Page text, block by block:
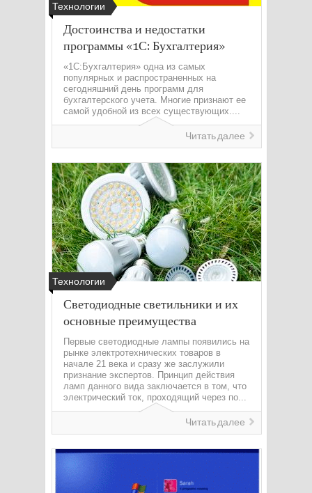
Технологии
Достоинства и недостатки
программы «1С: Бухгалтерия»
«1С:Бухгалтерия» одна из самых
популярных и распространенных на
сегодняшний день программ для
бухгалтерского учета. Многие признают ее
самой удобной из всех существующих....
Читать далее
Технологии
Светодиодные светильники и их
основные преимущества
Первые светодиодные лампы появились на
рынке электротехнических товаров в
начале 21 века и сразу же заслужили
признание экспертов. Принцип действия
ламп данного вида заключается в том, что
электрический ток, проходящий через по...
Читать далее